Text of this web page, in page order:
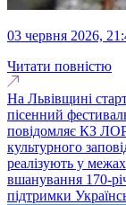
03 червня 2026,
Читати повністю
На Львівщині
пісенний
повідомляє КЗ ЛОР
культурного
реалізують у
вшанування 170-
підтримки